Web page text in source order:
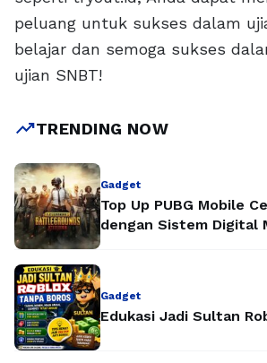
peluang untuk sukses dalam
belajar dan semoga sukses
ujian SNBT!
trending_upTRENDING NOW
Gadget
Top Up PUBG Mobile
dengan Sistem Digital
Gadget
Edukasi Jadi Sultan